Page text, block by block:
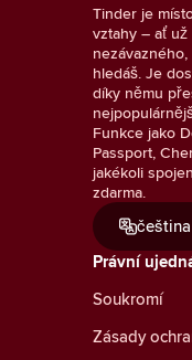
Tinder je
vztahy – ať
hledáš. Je
díky němu
Funkce jako
Passport,
jakékoli
zdarma.
čeština
Právní
Soukromí
Zásady